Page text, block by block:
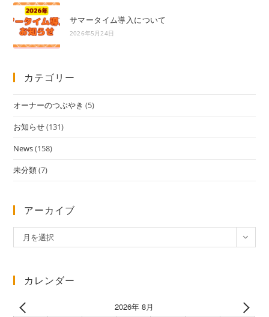
サマータイム導入について
2026年5月24日
カテゴリー
オーナーのつぶやき (5)
お知らせ(131)
News(158)
未分類(7)
アーカイブ
ー
イ
月を選択
カレンダー
2026年 8月